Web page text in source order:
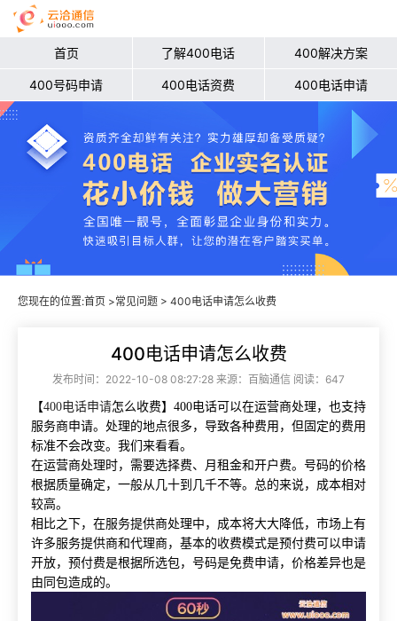
首页 了解400电话 400解决方案
400号码申请 400电话资费 400电话申请
您现在的位置:首页 >常见问题 > 400电话申请怎么收费
400电话申请怎么收费
发布时间：2022-10-08 08:27:28 来源：百脑通信 阅读：647
【400电话申请怎么收费】400电话可以在运营商处理，也支持
服务商申请。处理的地点很多，导致各种费用，但固定的费用
标准不会改变。我们来看看。
在运营商处理时，需要选择费、月租金和开户费。号码的价格
根据质量确定，一般从几十到几千不等。总的来说，成本相对
较高。
相比之下，在服务提供商处理中，成本将大大降低，市场上有
许多服务提供商和代理商，基本的收费模式是预付费可以申请
开放，预付费是根据所选包，号码是免费申请，价格差异也是
由同包造成的。